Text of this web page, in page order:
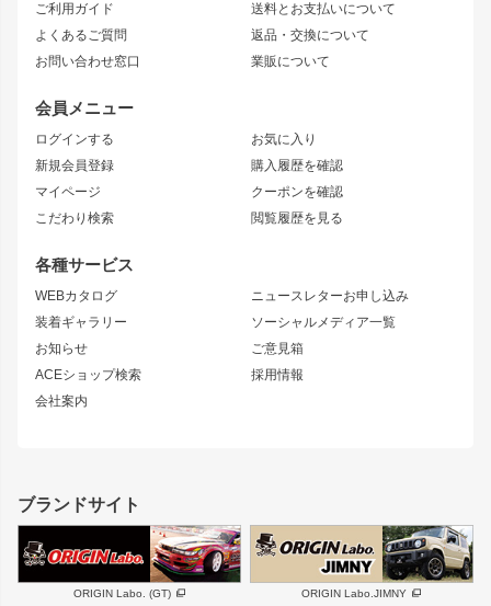
ご利用ガイド
よくあるご質問
お問い合わせ窓口
送料とお支払いについて
返品・交換について
業販について
会員メニュー
ログインする
新規会員登録
マイページ
こだわり検索
お気に入り
購入履歴を確認
クーポンを確認
閲覧履歴を見る
各種サービス
WEBカタログ
装着ギャラリー
お知らせ
ACEショップ検索
会社案内
ニュースレターお申し込み
ソーシャルメディア一覧
ご意見箱
採用情報
JZX110 MARK II
JZX100 MARK II
JZX90 MARK II
トレノ
マークX
アリスト
ソアラ
アルテッツァ
ニッサン
S15 シルビア
S14 シルビア 後期
S13 シルビア
180SX
シルエイティ
ワンビア
ローレル
セフィーロ
キャラバン
スズキ
GS350
SC
スバル 三菱
デリカ D:5
ドリフトライン
風神
雷神
レーシングライン
アタックライン
ストリームライン
リアウイング
ジムニーパーツ
ホイール
MUD-S7
MUD-SR7
まつど家 鉄漢
ボンネット
フェンダー
サイドパーツ
リアゲート
メンテナンスパーツ
ハイエースパーツ
ブランドサイト
ORIGIN Labo. (GT) ORIGIN Labo.JIMNY